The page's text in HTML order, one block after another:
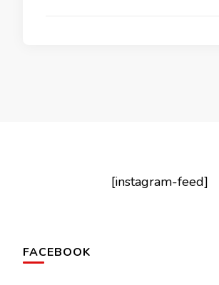
[instagram-feed]
FACEBOOK